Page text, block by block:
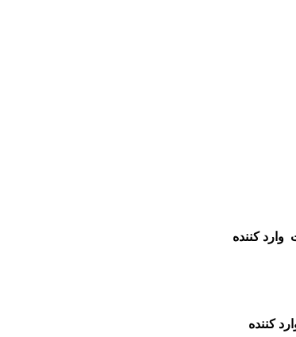
وارد کننده
کننده